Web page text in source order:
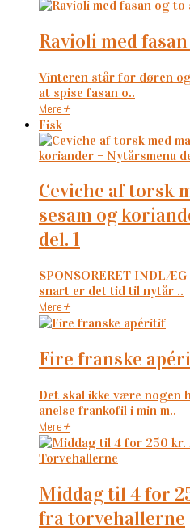
ravioli med
Vinteren står for døren
at spise fasan o..
Mere+
Fisk
ceviche af torsk med mango, sort
sesam og
del. 1
SPONSORERET
snart er det tid til nytår ..
Mere+
fire franske
Det skal ikke være nogen
anelse frankofil i min m..
Mere+
middag til 4 for 250 kr. med råvarer
fra torvehallerne